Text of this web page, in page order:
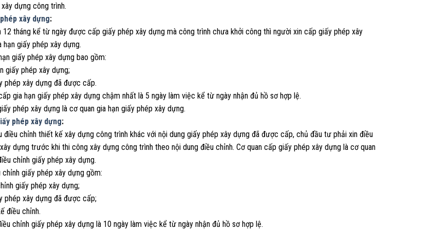
dựng công trình.
xây dựng:
12 tháng kể từ ngày được cấp giấy phép xây dựng mà công trình chưa khởi công thì người xin cấp giấy phép xây
hạn giấy phép xây dựng.
giấy phép xây dựng bao gồm:
giấy phép xây dựng;
phép xây dựng đã được cấp.
gia hạn giấy phép xây dựng chậm nhất là 5 ngày làm việc kể từ ngày nhận đủ hồ sơ hợp lệ.
phép xây dựng là cơ quan gia hạn giấy phép xây dựng.
phép xây dựng:
điều chỉnh thiết kế xây dựng công trình khác với nội dung giấy phép xây dựng đã được cấp, chủ đầu tư phải xin điều
dựng trước khi thi công xây dựng công trình theo nội dung điều chỉnh. Cơ quan cấp giấy phép xây dựng là cơ quan
chỉnh giấy phép xây dựng.
giấy phép xây dựng gồm:
giấy phép xây dựng;
phép xây dựng đã được cấp;
điều chỉnh.
chỉnh giấy phép xây dựng là 10 ngày làm việc kể từ ngày nhận đủ hồ sơ hợp lệ.